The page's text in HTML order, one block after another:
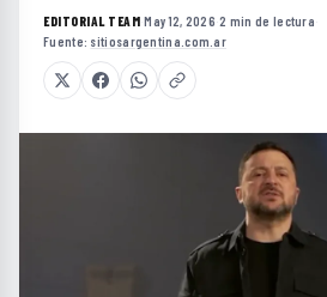
EDITORIAL TEAM·May 12, 2026·2 min de lectura·
Fuente: sitiosargentina.com.ar